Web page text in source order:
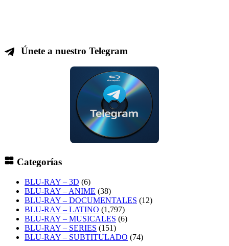
Únete a nuestro Telegram
Categorías
BLU-RAY – 3D (6)
BLU-RAY – ANIME (38)
BLU-RAY – DOCUMENTALES (12)
BLU-RAY – LATINO (1,797)
BLU-RAY – MUSICALES (6)
BLU-RAY – SERIES (151)
BLU-RAY – SUBTITULADO (74)